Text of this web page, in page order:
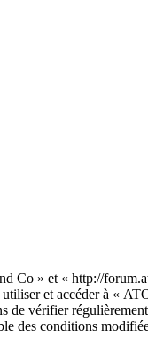
» et « http://
utiliser et accéder à «
de vérifier
des conditions